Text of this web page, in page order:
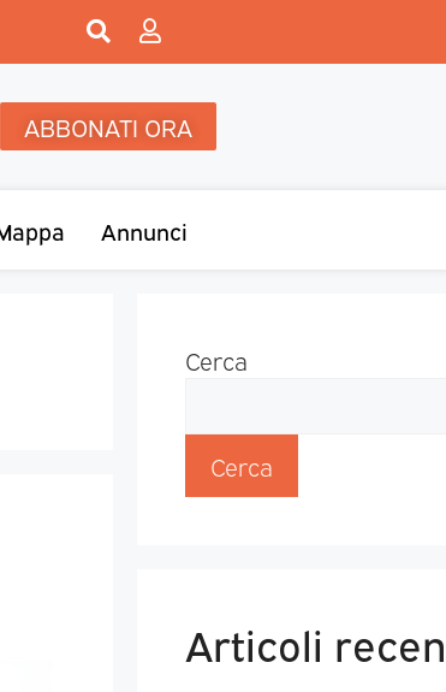
ABBONATI ORA
Annunci
Cerca
Cerca
Articoli